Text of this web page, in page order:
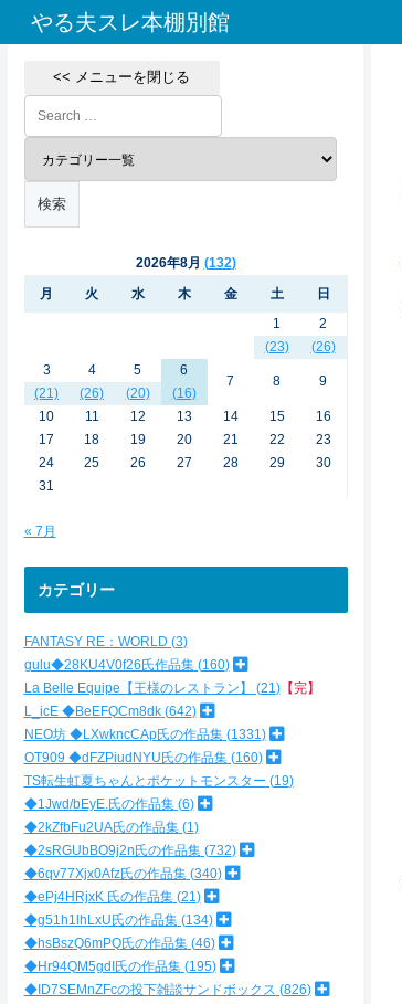
やる夫スレ本棚別館
<< メニューを閉じる
2026年8月
132
月
火 水 木 金 土
日
1
(23)
2
(26)
3
(21)
4
(26)
5
(20)
6
(16)
7 8 9
10 11 12 13 14 15
16
17
18 19 20 21 22
23
24
25 26 27 28 29
30
31
« 7月
カテゴリー
FANTASY RE：WORLD 3
gulu◆28KU4V0f26氏作品集 160
La Belle Equipe【王様のレストラン】
21 【完】
L_icE ◆BeEFQCm8dk 642
NEO坊 ◆LXwkncCAp氏の作品集 1331
OT909 ◆dFZPiudNYU氏の作品集 160
TS転生虹夏ちゃんとポケットモンスター 19
◆1Jwd/bEyE.氏の作品集 6
◆2kZfbFu2UA氏の作品集 1
◆2sRGUbBO9j2n氏の作品集 732
◆6qv77Xjx0Afz氏の作品集 340
◆ePj4HRjxK 氏の作品集 21
◆g51h1lhLxU氏の作品集 134
◆hsBszQ6mPQ氏の作品集 46
◆Hr94QM5gdI氏の作品集 195
◆ID7SEMnZFcの投下雑談サンドボックス 826